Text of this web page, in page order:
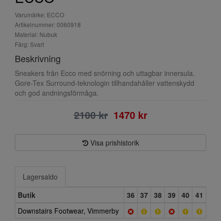
Varumärke: ECCO
Artikelnummer: 0060918
Material: Nubuk
Färg: Svart
Beskrivning
Sneakers från Ecco med snörning och uttagbar innersula.
Gore-Tex Surround-teknologin tillhandahåller vattenskydd
och god andningsförmåga.
2100 kr 1470 kr
Visa prishistorik
Lagersaldo
Butik
36 37 38 39 40
41
Downstairs Footwear, Vimmerby